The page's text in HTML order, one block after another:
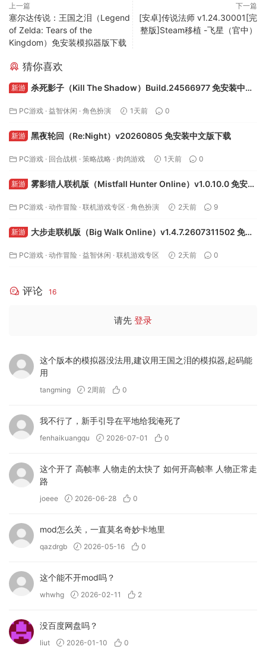
上一篇
塞尔达传说：王国之泪（Legend
of Zelda: Tears of the
Kingdom）免安装模拟器版下载
下一篇
[安卓]传说法师 v1.24.30001[完
整版]Steam移植 -飞星（官中）
猜你喜欢
新游 杀死影子（Kill The Shadow）Build.24566977 免安装中文
PC游戏 · 益智休闲 · 角色扮演 1天前 0
新游 黑夜轮回（Re:Night）v20260805 免安装中文版下载
PC游戏 · 回合战棋 · 策略战略 · 肉鸽游戏 1天前 0
新游 雾影猎人联机版（Mistfall Hunter Online）v1.0.10.0 免安装
PC游戏 · 动作冒险 · 联机游戏专区 · 角色扮演 2天前 9
新游
大步走联机版（Big Walk Online）v1.4.7.2607311502 免安
PC游戏 · 动作冒险 · 益智休闲 · 联机游戏专区 2天前 0
评论 16
请先 登录
这个版本的模拟器没法用,建议用王国之泪的模拟器,起码能
用
tangming 2周前 0
我不行了，新手引导在平地给我淹死了
fenhaikuangqu 2026-07-01 0
这个开了 高帧率 人物走的太快了 如何开高帧率 人物正常走
路
joeee 2026-06-28 0
mod怎么关，一直莫名奇妙卡地里
qazdrgb 2026-05-16 0
这个能不开mod吗？
whwhg 2026-02-11 2
没百度网盘吗？
liut 2026-01-10 0